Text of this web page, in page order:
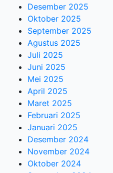
Desember 2025
Oktober 2025
September 2025
Agustus 2025
Juli 2025
Juni 2025
Mei 2025
April 2025
Maret 2025
Februari 2025
Januari 2025
Desember 2024
November 2024
Oktober 2024